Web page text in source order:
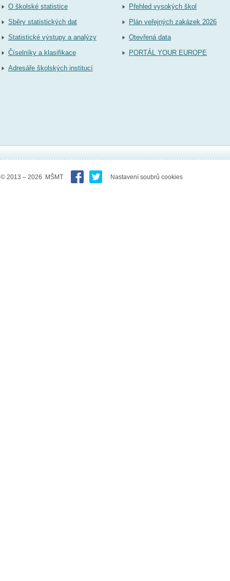
O školské statistice
Sběry statistických dat
Statistické výstupy a analýzy
Číselníky a klasifikace
Adresáře školských institucí
Přehled vysokých škol
Plán veřejných zakázek 2026
Otevřená data
PORTÁL YOUR EUROPE
© 2013 – 2026 MŠMT Nastavení soubrů cookies